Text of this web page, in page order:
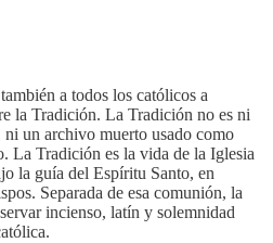
a todos los católicos a
la Tradición. La Tradición no es ni
un archivo muerto usado como
La Tradición es la vida de la Iglesia
la guía del Espíritu Santo, en
Separada de esa comunión, la
incienso, latín y solemnidad